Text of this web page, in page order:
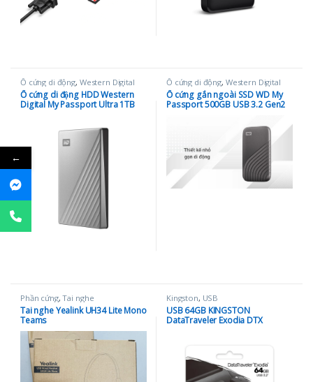
Ổ cứng di động, Western Digital
Ổ cứng di động HDD Western
Digital My Passport Ultra 1TB
Ổ cứng di động, Western Digital
Ổ cứng gắn ngoài SSD WD My
Passport 500GB USB 3.2 Gen2
Phần cứng,Tai nghe
Tai nghe Yealink UH34 Lite Mono
Teams
Kingston, USB
USB 64GB KINGSTON
DataTraveler Exodia DTX
←